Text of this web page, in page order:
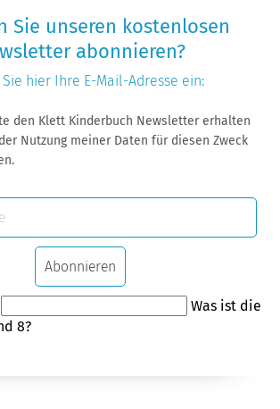
Sie unseren kostenlosen
abonnieren?
Sie hier Ihre E-Mail-Adresse ein:
den Klett Kinderbuch Newsletter erhalten
Abonnieren
Was ist die
8?